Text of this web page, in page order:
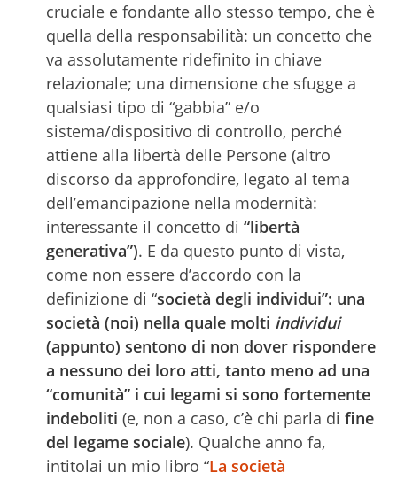
cruciale e fondante allo stesso tempo, che è
quella della responsabilità: un concetto che
va assolutamente ridefinito in chiave
relazionale; una dimensione che sfugge a
qualsiasi tipo di “gabbia” e/o
sistema/dispositivo di controllo, perché
attiene alla libertà delle Persone (altro
discorso da approfondire, legato al tema
dell’emancipazione nella modernità:
interessante il concetto di “libertà
generativa”). E da questo punto di vista,
come non essere d’accordo con la
definizione di “società degli individui”: una
società (noi) nella quale molti individui
(appunto) sentono di non dover rispondere
a nessuno dei loro atti, tanto meno ad una
“comunità” i cui legami si sono fortemente
indeboliti (e, non a caso, c’è chi parla di fine
del legame sociale). Qualche anno fa,
intitolai un mio libro “La società